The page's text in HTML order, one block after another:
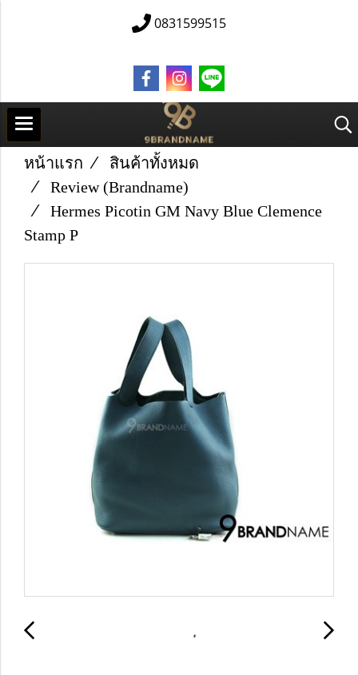
0831599515
หน้าแรก
สินค้าทั้งหมด
Review (Brandname)
Hermes Picotin GM Navy Blue Clemence
Stamp P